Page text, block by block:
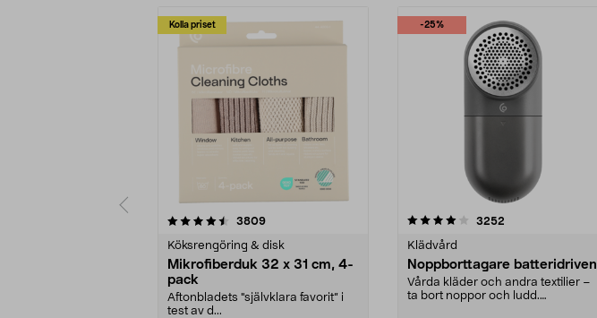
Kolla priset
3809recensioner
Köksrengöring & disk
Mikrofiberduk 32 x 31 cm, 4-
pack
Aftonbladets "självklara favorit” i
test av d...
-25%
4.0av 5 stjärnor 3252
Klädvård
Noppborttagare batteridriven
Vårda kläder och andra textilier –
ta bort noppor och ludd.
4.5av 5 stjärnor